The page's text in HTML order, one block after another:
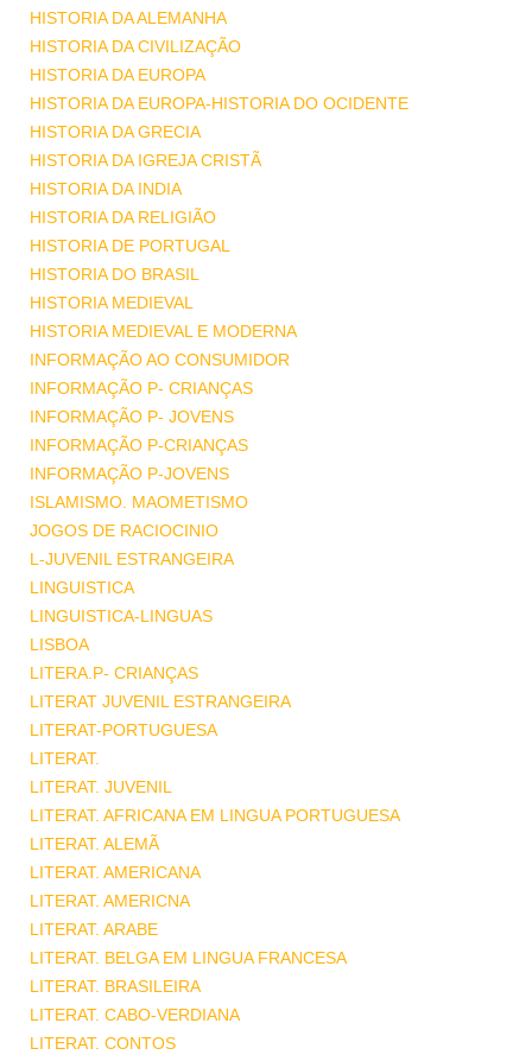
HISTORIA DA ALEMANHA
HISTORIA DA CIVILIZAÇÃO
HISTORIA DA EUROPA
HISTORIA DA EUROPA-HISTORIA DO OCIDENTE
HISTORIA DA GRECIA
HISTORIA DA IGREJA CRISTÃ
HISTORIA DA INDIA
HISTORIA DA RELIGIÃO
HISTORIA DE PORTUGAL
HISTORIA DO BRASIL
HISTORIA MEDIEVAL
HISTORIA MEDIEVAL E MODERNA
INFORMAÇÃO AO CONSUMIDOR
INFORMAÇÃO P- CRIANÇAS
INFORMAÇÃO P- JOVENS
INFORMAÇÃO P-CRIANÇAS
INFORMAÇÃO P-JOVENS
ISLAMISMO. MAOMETISMO
JOGOS DE RACIOCINIO
L-JUVENIL ESTRANGEIRA
LINGUISTICA
LINGUISTICA-LINGUAS
LISBOA
LITERA.P- CRIANÇAS
LITERAT JUVENIL ESTRANGEIRA
LITERAT-PORTUGUESA
LITERAT.
LITERAT. JUVENIL
LITERAT. AFRICANA EM LINGUA PORTUGUESA
LITERAT. ALEMÃ
LITERAT. AMERICANA
LITERAT. AMERICNA
LITERAT. ARABE
LITERAT. BELGA EM LINGUA FRANCESA
LITERAT. BRASILEIRA
LITERAT. CABO-VERDIANA
LITERAT. CONTOS